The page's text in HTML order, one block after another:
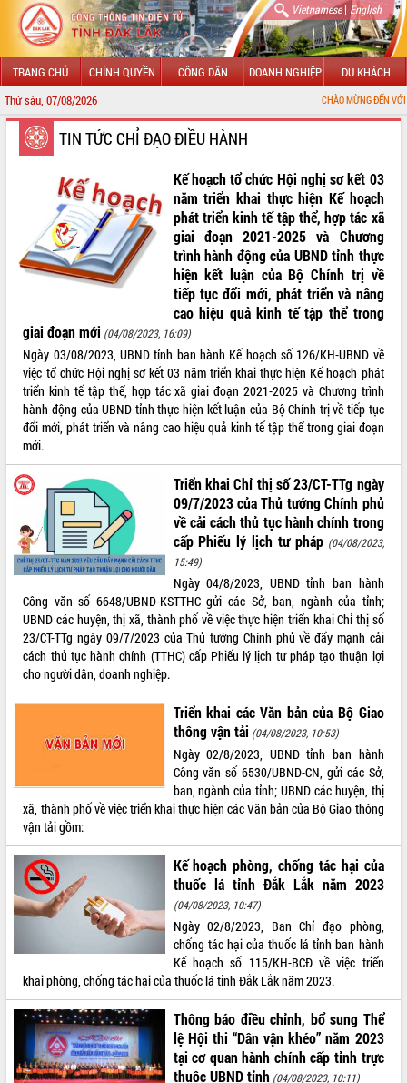
Vietnamese| English
TRANG CHỦ CHÍNH QUYỀN CÔNG DÂN DOANH NGHIỆP DU KHÁCH
Thứ sáu, 07/08/2026 CHÀO MỪNG ĐẾN VỚI CỔNG THÔNG TIN
GIỚI THIỆU
TIN TỨC SỰ KIỆN
SỞ, BAN, NGÀNH
UBND CÁC XÃ, PHƯỜNG
HỆ THỐNG VĂN BẢN
VĂN BẢN HĐND TỈNH
ĐIỂM TIN VĂN BẢN
QUY HOẠCH - KẾ HOẠCH
VIDEO
Không có file video nào để phát.
ALBUM ẢNH
TIN TỨC CHỈ ĐẠO ĐIỀU HÀNH
Kế hoạch tổ chức Hội nghị sơ kết 03
năm triển khai thực hiện Kế hoạch
phát triển kinh tế tập thể, hợp tác xã
giai đoạn 2021-2025 và Chương
trình hành động của UBND tỉnh thực
hiện kết luận của Bộ Chính trị về
tiếp tục đổi mới, phát triển và nâng
cao hiệu quả kinh tế tập thể trong
giai đoạn mới (04/08/2023, 16:09)
Ngày 03/08/2023, UBND tỉnh ban hành Kế hoạch số 126/KH-UBND về
việc tổ chức Hội nghị sơ kết 03 năm triển khai thực hiện Kế hoạch phát
triển kinh tế tập thể, hợp tác xã giai đoạn 2021-2025 và Chương trình
hành động của UBND tỉnh thực hiện kết luận của Bộ Chính trị về tiếp tục
đổi mới, phát triển và nâng cao hiệu quả kinh tế tập thể trong giai đoạn
mới.
Triển khai Chỉ thị số 23/CT-TTg ngày
09/7/2023 của Thủ tướng Chính phủ
về cải cách thủ tục hành chính trong
cấp Phiếu lý lịch tư pháp (04/08/2023,
15:49)
Ngày 04/8/2023, UBND tỉnh ban hành
Công văn số 6648/UBND-KSTTHC gửi các Sở, ban, ngành của tỉnh;
UBND các huyện, thị xã, thành phố về việc thực hiện triển khai Chỉ thị số
23/CT-TTg ngày 09/7/2023 của Thủ tướng Chính phủ về đẩy mạnh cải
cách thủ tục hành chính (TTHC) cấp Phiếu lý lịch tư pháp tạo thuận lợi
cho người dân, doanh nghiệp.
Triển khai các Văn bản của Bộ Giao
thông vận tải (04/08/2023, 10:53)
Ngày 02/8/2023, UBND tỉnh ban hành
Công văn số 6530/UBND-CN, gửi các Sở,
ban, ngành của tỉnh; UBND các huyện, thị
xã, thành phố về việc triển khai thực hiện các Văn bản của Bộ Giao thông
vận tải gồm:
Kế hoạch phòng, chống tác hại của
thuốc lá tỉnh Đắk Lắk năm 2023
(04/08/2023, 10:47)
Ngày 02/8/2023, Ban Chỉ đạo phòng,
chống tác hại của thuốc lá tỉnh ban hành
Kế hoạch số 115/KH-BCĐ về việc triển
khai phòng, chống tác hại của thuốc lá tỉnh Đắk Lắk năm 2023.
Thông báo điều chỉnh, bổ sung Thể
lệ Hội thi “Dân vận khéo” năm 2023
tại cơ quan hành chính cấp tỉnh trực
thuộc UBND tỉnh (04/08/2023, 10:11)